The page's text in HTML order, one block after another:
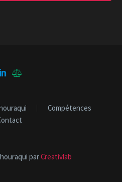
Compétences
parCreativlab